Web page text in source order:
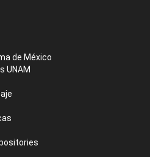
de México
UNAM